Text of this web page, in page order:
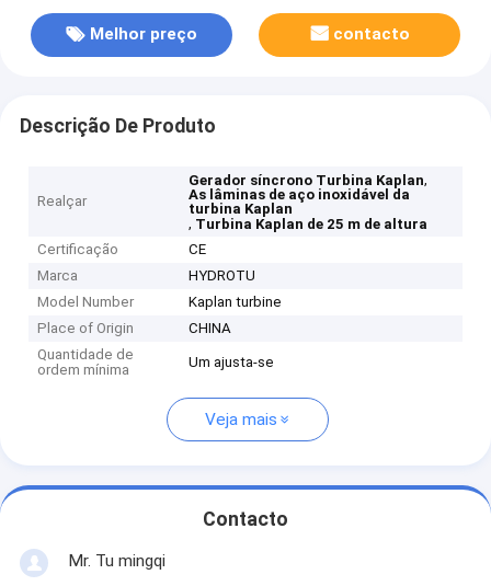
Melhor preço contacto
Descrição De Produto
Realçar
Gerador síncrono Turbina Kaplan,
As lâminas de aço inoxidável da
turbina Kaplan
, Turbina Kaplan de 25 m de altura
Certificação
CE
Marca
HYDROTU
Model Number
Kaplan turbine
Place of Origin
CHINA
Quantidade de
ordem mínima
Um ajusta-se
Veja mais
Contacto
Mr. Tu mingqi